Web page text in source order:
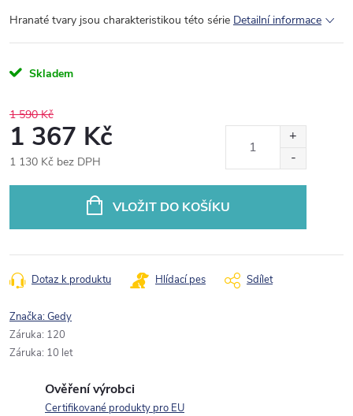
Hranaté tvary jsou charakteristikou této série Detailní informace
Skladem
1 590 Kč
1 367 Kč
1 130 Kč bez DPH
VLOŽIT DO KOŠÍKU
Dotaz k produktu Hlídací pes Sdílet
Značka:Gedy
Záruka: 120
Záruka: 10 let
Ověření výrobci
Certifikované produkty pro EU